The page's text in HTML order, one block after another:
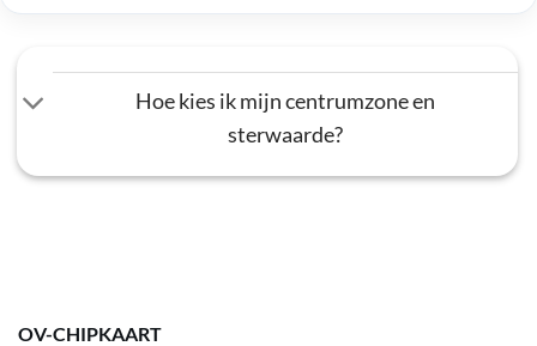
Hoe kies ik mijn centrumzone en
sterwaarde?
OV-CHIPKAART